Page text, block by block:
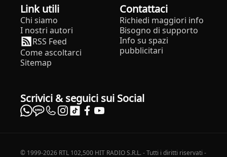
Link utili
Chi siamo
I nostri autori
RSS Feed
Come ascoltarci
Sitemap
Contattaci
Richiedi maggiori info
Bisogno di supporto
Info su spazi
pubblicitari
Scrivici & seguici sui Social
© 1999-2026 RTL 102,500 HIT RADIO S.R.L. - Tutti i diritti riservati -